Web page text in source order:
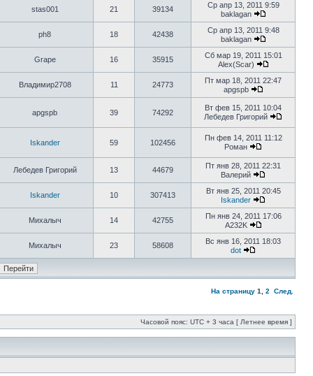
stas001 21 39134
Ср апр 13, 2011 9:59
baklagan
ph8 18 42438
Ср апр 13, 2011 9:48
baklagan
Grape 16 35915
Сб мар 19, 2011 15:01
Alex(Scar)
Владимир2708 11 24773
Пт мар 18, 2011 22:47
apgspb
apgspb 39 74292
Вт фев 15, 2011 10:04
Лебедев Григорий
Iskander 59 102456
Пн фев 14, 2011 11:12
Роман
Лебедев Григорий 13 44679
Пт янв 28, 2011 22:31
Валерий
Iskander 10 307413
Вт янв 25, 2011 20:45
Iskander
Михалыч 14 42755
Пн янв 24, 2011 17:06
A232K
Михалыч 23 58608
Вс янв 16, 2011 18:03
dot
На страницу 1 2 След.
Часовой пояс: UTC + 3 часа [ Летнее время ]